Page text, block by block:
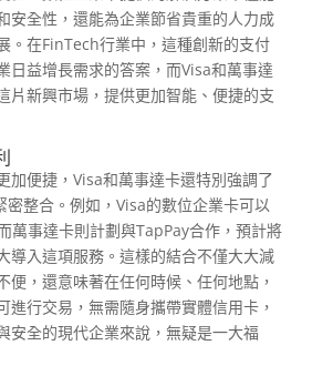
安全性，還能為企業節省貴重的人力成
。在FinTech行業中，這種創新的支付
日益增長需求的答案，而Visa和萬事達
片新興市場，提供更加智能、便捷的支
加便捷，Visa和萬事達卡還特別強調了
密整合。例如，Visa的數位企業卡可以
萬事達卡則計劃與TapPay合作，預計將
導入這項服務。這樣的結合不僅大大減
便，還意味著在任何時候、任何地點，
進行交易，無需隨身攜帶實體信用卡，
安全的現代企業來說，無疑是一大福